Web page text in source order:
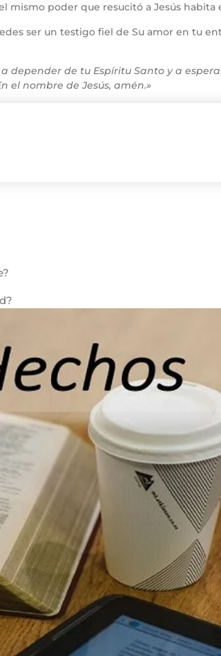
mismo poder que resucitó a Jesús habita
ser un testigo fiel de Su amor en tu
depender de tu Espíritu Santo y a
el nombre de Jesús, amén.»